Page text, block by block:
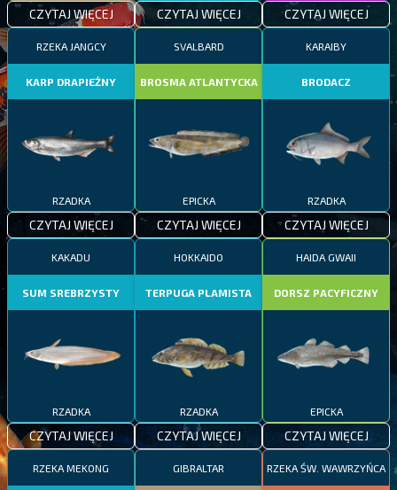
CZYTAJ WIĘCEJ CZYTAJ WIĘCEJ CZYTAJ WIĘCEJ
RZEKA JANGCY
KARP DRAPIEŻNY
RZADKA
CZYTAJ WIĘCEJ
SVALBARD
BROSMA ATLANTYCKA
EPICKA
CZYTAJ WIĘCEJ
KARAIBY
BRODACZ
RZADKA
CZYTAJ WIĘCEJ
KAKADU
SUM SREBRZYSTY
RZADKA
CZYTAJ WIĘCEJ
HOKKAIDO
TERPUGA PLAMISTA
RZADKA
CZYTAJ WIĘCEJ
HAIDA GWAII
DORSZ PACYFICZNY
EPICKA
CZYTAJ WIĘCEJ
RZEKA MEKONG GIBRALTAR RZEKA ŚW. WAWRZYŃCA